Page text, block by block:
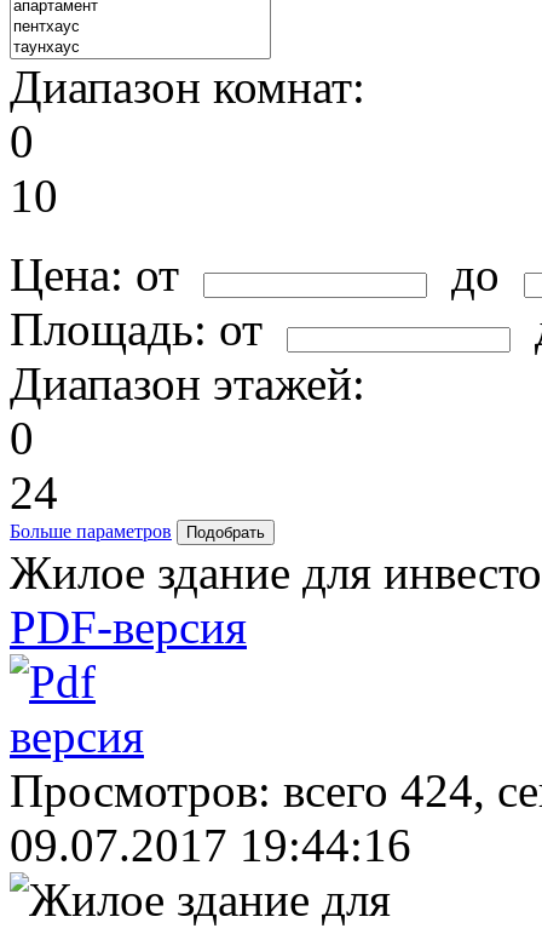
Диапазон комнат:
0
10
Цена: от
до
Площадь: от
Диапазон этажей:
0
24
Больше параметров
Жилое здание для
PDF-версия
Просмотров: всего 424,
09.07.2017 19:44:16